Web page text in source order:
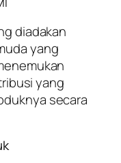
diadakan
yang
yang
secara